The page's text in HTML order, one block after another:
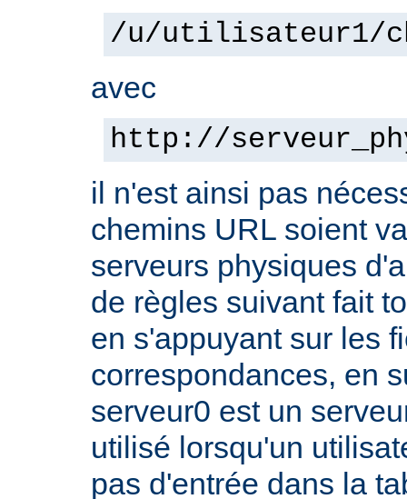
/u/utilisateur1/
avec
http://
il n'est ainsi pas
chemins URL soient
serveurs physiques
de règles suivant fait
en s'appuyant sur les
correspondances, en
serveur0 est un
utilisé lorsqu'un
pas d'entrée dans la